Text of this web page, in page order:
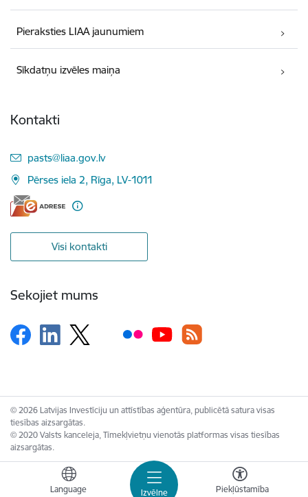
Izvēlne
Language Piekļūstamība
Pieraksties LIAA jaunumiem
Sīkdatņu izvēles maiņa
Kontakti
E-pasts:
pasts@liaa.gov.lv
Pērses iela 2, Rīga, LV-1011
Visi kontakti
Sekojiet mums
© 2026 Latvijas Investīciju un attīstības aģentūra, publicētā satura visas
tiesības aizsargātas.
© 2020 Valsts kanceleja, Tīmekļvietņu vienotās platformas visas tiesības
aizsargātas.